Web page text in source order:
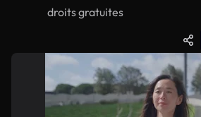
droits gratuites